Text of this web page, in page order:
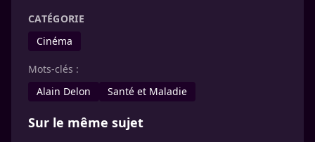
CATÉGORIE
Cinéma
Mots-clés :
Alain Delon
Santé et Maladie
Sur le même sujet